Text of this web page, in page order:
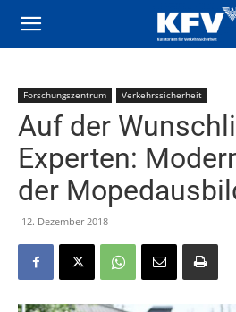
Forschungszentrum Verkehrssicherheit
Auf der
Experten:
der
12. Dezember 2018